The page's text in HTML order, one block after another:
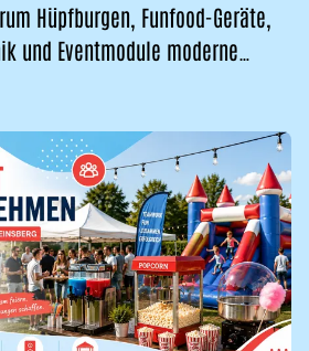
Hüpfburgen, Funfood-Geräte,
und Eventmodule moderne